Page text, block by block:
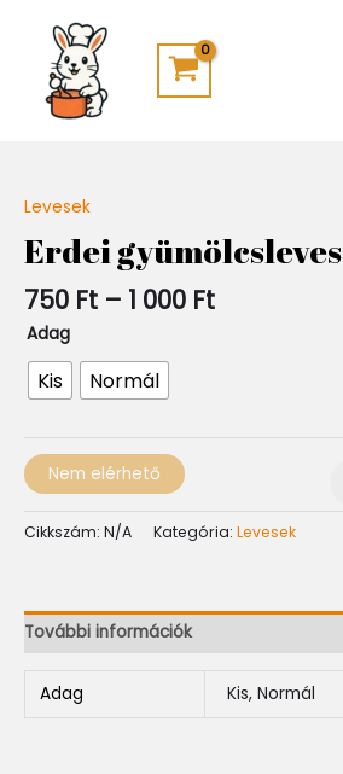
content
Levesek
Erdei gyümölcsleves
750 Ft – 1 000 Ft
750 Ft
-
1
000 Ft
Adag
Kis Normál
Nem elérhető
Cikkszám: N/A Kategória: Levesek
További információk
Adag Kis, Normál